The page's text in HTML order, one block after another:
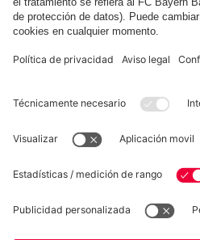
Museum
Aviso legal
Política de privacidad
Sistema de denuncia